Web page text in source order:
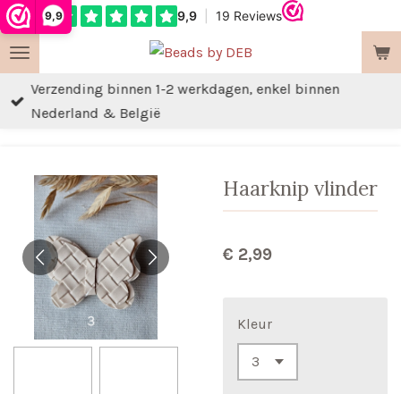
9,9
Ga
direct
hoofdinhoud
Verzending binnen 1-2 werkdagen, enkel binnen
Nederland & België
Haarknip vlinder
€ 2,99
Kleur